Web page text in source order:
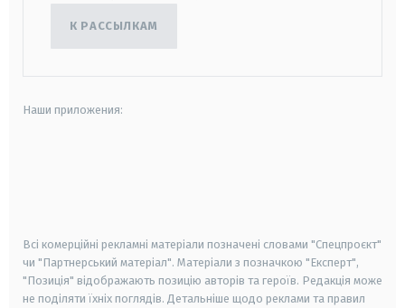
К РАССЫЛКАМ
Наши приложения:
Всі комерційні рекламні матеріали позначені словами "Спецпроєкт"
чи "Партнерський матеріал". Матеріали з позначкою "Експерт",
"Позиція" відображають позицію авторів та героїв. Редакція може
не поділяти їхніх поглядів. Детальніше щодо реклами та правил